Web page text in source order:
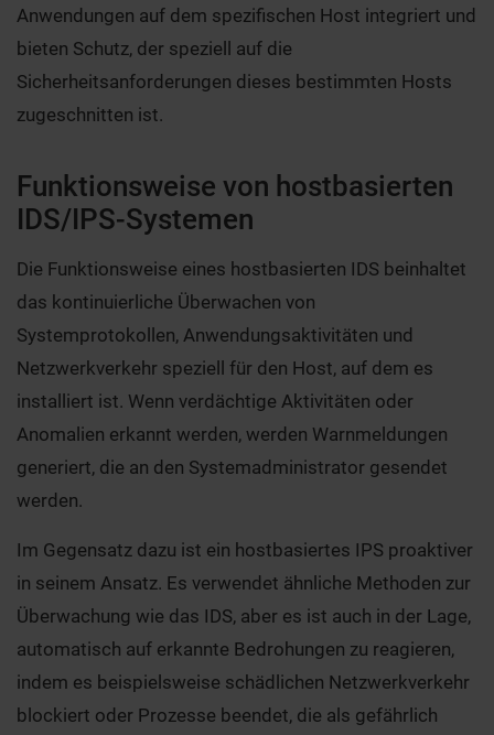
Anwendungen auf dem spezifischen Host integriert und
bieten Schutz, der speziell auf die
Sicherheitsanforderungen dieses bestimmten Hosts
zugeschnitten ist.
Funktionsweise von hostbasierten
IDS/IPS-Systemen
Die Funktionsweise eines hostbasierten IDS beinhaltet
das kontinuierliche Überwachen von
Systemprotokollen, Anwendungsaktivitäten und
Netzwerkverkehr speziell für den Host, auf dem es
installiert ist. Wenn verdächtige Aktivitäten oder
Anomalien erkannt werden, werden Warnmeldungen
generiert, die an den Systemadministrator gesendet
werden.
Im Gegensatz dazu ist ein hostbasiertes IPS proaktiver
in seinem Ansatz. Es verwendet ähnliche Methoden zur
Überwachung wie das IDS, aber es ist auch in der Lage,
automatisch auf erkannte Bedrohungen zu reagieren,
indem es beispielsweise schädlichen Netzwerkverkehr
blockiert oder Prozesse beendet, die als gefährlich